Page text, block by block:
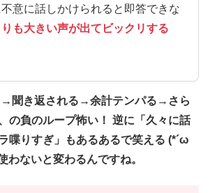
意に話しかけられると即答できな
も大きい声が出てビックリする
聞き返される→余計テンパる→さら
の負のループ怖い！ 逆に「久々に話
喋りすぎ」もあるあるで笑える (*´ω
わないと変わるんですね。